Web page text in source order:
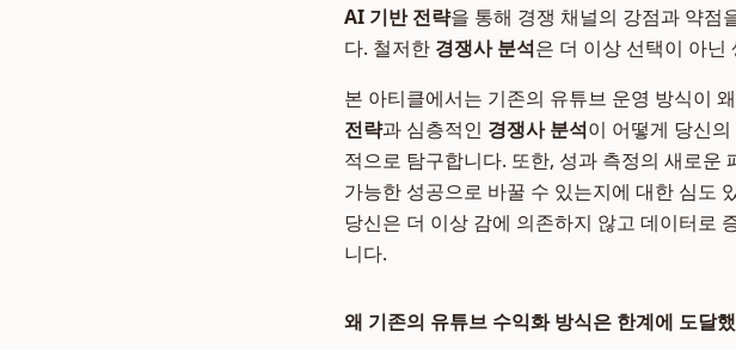
AI 기반 전략을 통해 경쟁 채널의 강점과 약점
다. 철저한 경쟁사 분석은 더 이상 선택이 아닌
본 아티클에서는 기존의 유튜브 운영 방식이
전략과 심층적인 경쟁사 분석이 어떻게 당신
적으로 탐구합니다. 또한, 성과 측정의 새로운
가능한 성공으로 바꿀 수 있는지에 대한 심도
당신은 더 이상 감에 의존하지 않고 데이터로
니다.
왜 기존의 유튜브 수익화 방식은 한계에 도달